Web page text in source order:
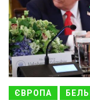
ЄВРОПА